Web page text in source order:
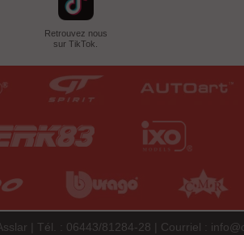
Retrouvez nous
sur TikTok.
| Tél. : 06443/81284-28 | Courriel :